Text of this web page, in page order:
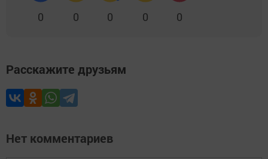
0 0 0 0 0
Расскажите друзьям
Нет комментариев